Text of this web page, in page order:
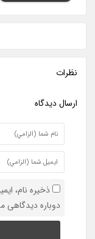
نظرات
ارسال ديدگاه
ذخیره نام،
دوباره دیدگاهی